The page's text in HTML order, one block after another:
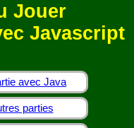
Jouer
Javascript
avec Java
parties